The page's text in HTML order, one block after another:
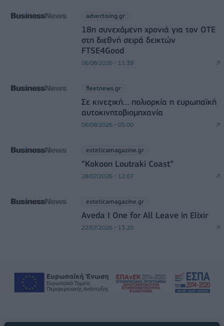
advertising.gr
18η συνεχόμενη χρονιά για τον ΟΤΕ
στη διεθνή σειρά δεικτών
FTSE4Good
06/08/2026 - 11:39
fleetnews.gr
Σε κινεζική… πολιορκία η ευρωπαϊκή
αυτοκινητοβιομηχανία
06/08/2026 - 05:00
esteticamagazine.gr
“Kokoon Loutraki Coast”
28/07/2026 - 12:07
esteticamagazine.gr
Aveda I One for All Leave in Elixir
22/07/2026 - 13:20